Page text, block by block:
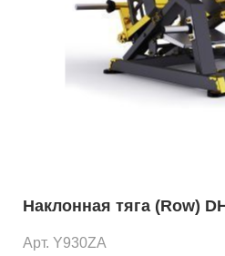
Наклонная тяга (Row)
Арт. Y930ZA